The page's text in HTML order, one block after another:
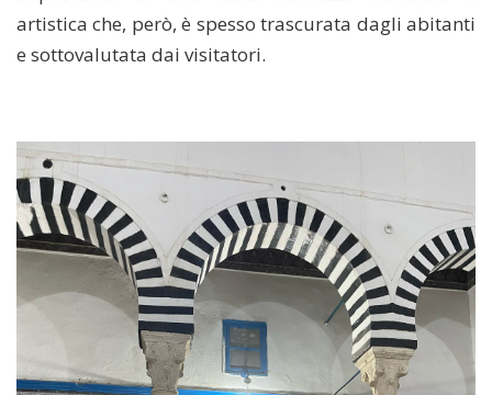
artistica che, però, è spesso trascurata dagli abitanti
e sottovalutata dai visitatori.